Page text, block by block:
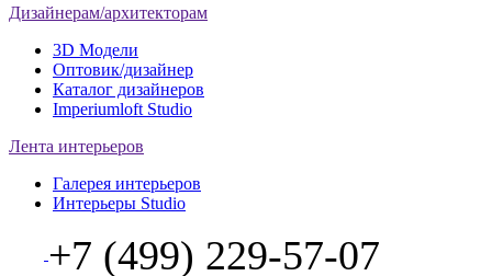
Дизайнерам/архитекторам
3D Модели
Оптовик/дизайнер
Каталог дизайнеров
Imperiumloft Studio
Лента интерьеров
Галерея интерьеров
Интерьеры Studio
+7 (499) 229-57-07